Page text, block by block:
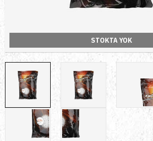
STOKTA YOK